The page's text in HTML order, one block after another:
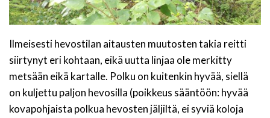
Ilmeisesti hevostilan aitausten muutosten takia reitti
siirtynyt eri kohtaan, eikä uutta linjaa ole merkitty
metsään eikä kartalle. Polku on kuitenkin hyvää, siellä
on kuljettu paljon hevosilla (poikkeus sääntöön: hyvää
kovapohjaista polkua hevosten jäljiltä, ei syviä koloja